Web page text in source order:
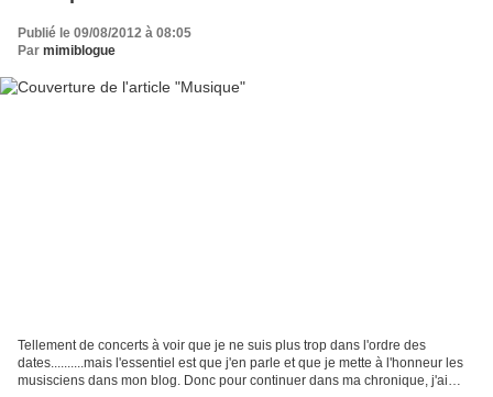
Publié le 09/08/2012 à 08:05
Par mimiblogue
Tellement de concerts à voir que je ne suis plus trop dans l'ordre des
dates..........mais l'essentiel est que j'en parle et que je mette à l'honneur les
musisciens dans mon blog. Donc pour continuer dans ma chronique, j'ai